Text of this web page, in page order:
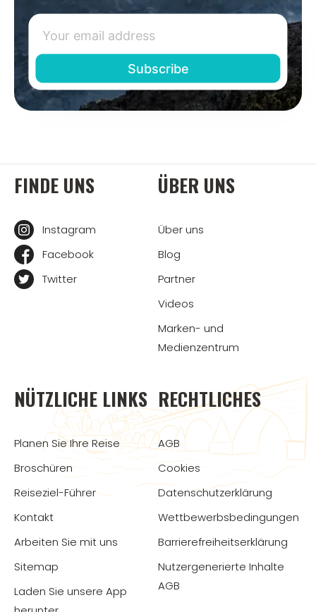
FINDE UNS
Instagram
Facebook
Twitter
ÜBER UNS
Über uns
Blog
Partner
Videos
Marken- und
Medienzentrum
NÜTZLICHE LINKS
Planen Sie Ihre Reise
Broschüren
Reiseziel-Führer
Kontakt
Arbeiten Sie mit uns
Sitemap
Laden Sie unsere App
RECHTLICHES
AGB
Cookies
Datenschutzerklärung
Wettbewerbsbedingungen
Barrierefreiheitserklärung
Nutzergenerierte Inhalte
AGB